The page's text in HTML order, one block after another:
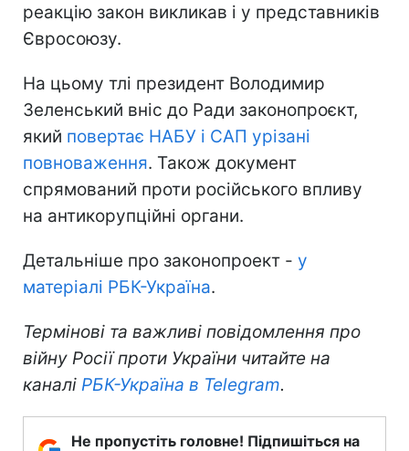
реакцію закон викликав і у представників
Євросоюзу.
На цьому тлі президент Володимир
Зеленський вніс до Ради законопроєкт,
який повертає НАБУ і САП урізані
повноваження. Також документ
спрямований проти російського впливу
на антикорупційні органи.
Детальніше про законопроект - у
матеріалі РБК-Україна.
Термінові та важливі повідомлення про
війну Росії проти України читайте на
каналі РБК-Україна в Telegram.
Не пропустіть головне! Підпишіться на